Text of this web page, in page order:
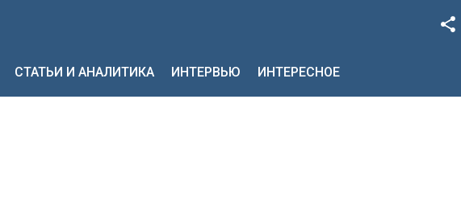
Google+
СТАТЬИ И АНАЛИТИКА ИНТЕРВЬЮ ИНТЕРЕСНОЕ